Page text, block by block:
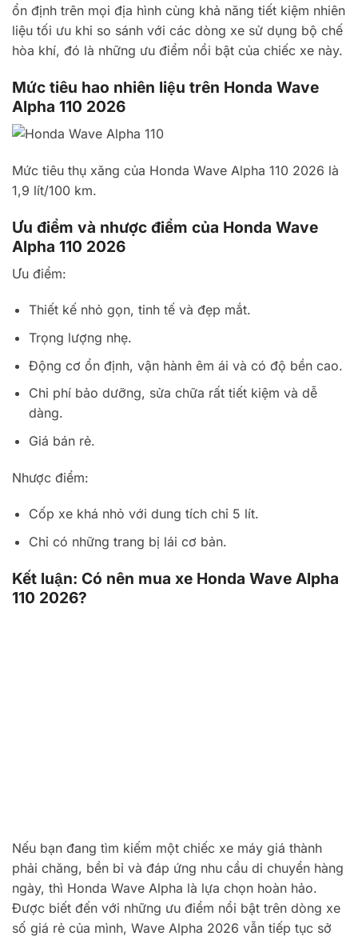
ổn định trên mọi địa hình cùng khả năng tiết kiệm nhiên
liệu tối ưu khi so sánh với các dòng xe sử dụng bộ chế
hòa khí, đó là những ưu điểm nổi bật của chiếc xe này.
Mức tiêu hao nhiên liệu trên Honda Wave
Alpha 110 2026
Mức tiêu thụ xăng của Honda Wave Alpha 110 2026 là
1,9 lít/100 km.
Ưu điểm và nhược điểm của Honda Wave
Alpha 110 2026
Ưu điểm:
Thiết kế nhỏ gọn, tinh tế và đẹp mắt.
Trọng lượng nhẹ.
Động cơ ổn định, vận hành êm ái và có độ bền cao.
Chi phí bảo dưỡng, sửa chữa rất tiết kiệm và dễ
dàng.
Giá bán rẻ.
Nhược điểm:
Cốp xe khá nhỏ với dung tích chỉ 5 lít.
Chỉ có những trang bị lái cơ bản.
Kết luận: Có nên mua xe Honda Wave Alpha
110 2026?
Nếu bạn đang tìm kiếm một chiếc xe máy giá thành
phải chăng, bền bỉ và đáp ứng nhu cầu di chuyển hàng
ngày, thì Honda Wave Alpha là lựa chọn hoàn hảo.
Được biết đến với những ưu điểm nổi bật trên dòng xe
số giá rẻ của mình, Wave Alpha 2026 vẫn tiếp tục sở